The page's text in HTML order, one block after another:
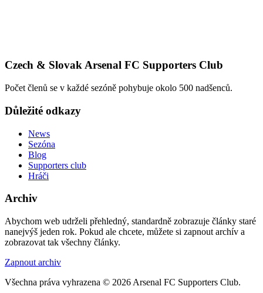
Czech & Slovak Arsenal FC Supporters Club
Počet členů se v každé sezóně pohybuje okolo 500 nadšenců.
Důležité odkazy
News
Sezóna
Blog
Supporters club
Hráči
Archiv
Abychom web udrželi přehledný, standardně zobrazuje články staré
nanejvýš jeden rok. Pokud ale chcete, můžete si zapnout archív a
zobrazovat tak všechny články.
Zapnout archiv
Všechna práva vyhrazena © 2026 Arsenal FC Supporters Club.